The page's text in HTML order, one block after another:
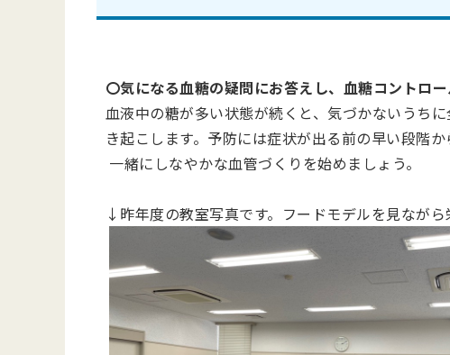
〇気になる血糖の疑問にお答えし、 血糖コントロ
血液中の糖が多い状態が続くと、気づかないうち
き起こします。予防には症状が出る前の早い段階
一緒に しなやかな血管づく りを始めましょう。
↓昨年度の教室写真です。フードモデルを見ながら